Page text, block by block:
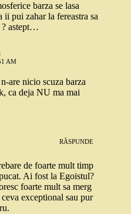
barza se lasa
ii pui zahar la fereastra sa
? astept…
AM
are nicio scuza barza
ca deja NU ma mai
RĂSPUNDE
de foarte mult timp
Ai fost la Egoistul?
foarte mult sa merg
exceptional sau pur